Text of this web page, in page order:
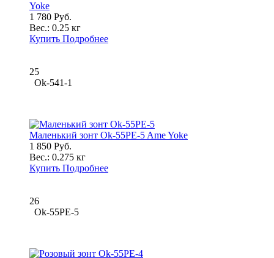
Yoke
1 780 Руб.
Вес.: 0.25 кг
Купить Подробнее
25
Ok-541-1
Маленький зонт Ok-55PE-5 Ame Yoke
1 850 Руб.
Вес.: 0.275 кг
Купить Подробнее
26
Ok-55PE-5